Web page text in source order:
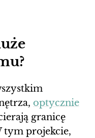
optycznie
granicę
tym projekcie,